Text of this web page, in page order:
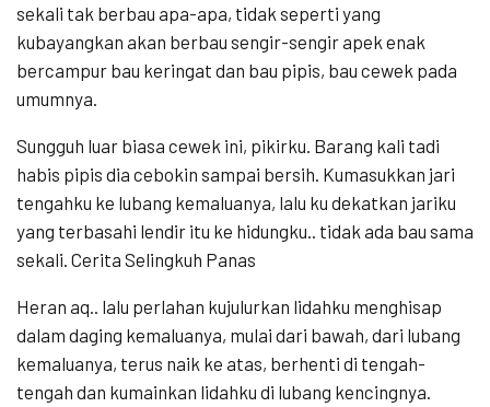
sekali tak berbau apa-apa, tidak seperti yang
kubayangkan akan berbau sengir-sengir apek enak
bercampur bau keringat dan bau pipis, bau cewek pada
umumnya.
Sungguh luar biasa cewek ini, pikirku. Barang kali tadi
habis pipis dia cebokin sampai bersih. Kumasukkan jari
tengahku ke lubang kemaluanya, lalu ku dekatkan jariku
yang terbasahi lendir itu ke hidungku.. tidak ada bau sama
sekali. Cerita Selingkuh Panas
Heran aq.. lalu perlahan kujulurkan lidahku menghisap
dalam daging kemaluanya, mulai dari bawah, dari lubang
kemaluanya, terus naik ke atas, berhenti di tengah-
tengah dan kumainkan lidahku di lubang kencingnya.